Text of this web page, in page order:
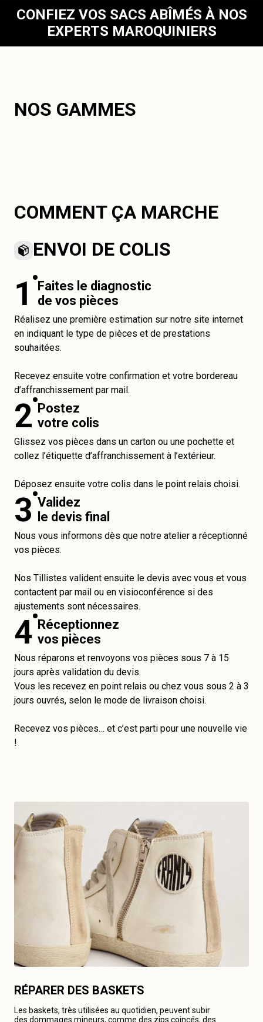
CONFIEZ VOS SACS ABÎMÉS À NOS
EXPERTS MAROQUINIERS
NOS GAMMES
COMMENT ÇA MARCHE
ENVOI DE COLIS
1
Faites le diagnostic
de vos pièces
Réalisez une première estimation sur notre site internet
en indiquant le type de pièces et de prestations
souhaitées.
Recevez ensuite votre confirmation et votre bordereau
d’affranchissement par mail.
2 Postez
votre colis
Glissez vos pièces dans un carton ou une pochette et
collez l’étiquette d’affranchissement à l’extérieur.
Déposez ensuite votre colis dans le point relais choisi.
3 Validez
le devis final
Nous vous informons dès que notre atelier a réceptionné
vos pièces.
Nos Tillistes valident ensuite le devis avec vous et vous
contactent par mail ou en visioconférence si des
ajustements sont nécessaires.
4 Réceptionnez
vos pièces
Nous réparons et renvoyons vos pièces sous 7 à 15
jours après validation du devis.
Vous les recevez en point relais ou chez vous sous 2 à 3
jours ouvrés, selon le mode de livraison choisi.
Recevez vos pièces… et c’est parti pour une nouvelle vie
!
RÉPARER DES BASKETS
Les baskets, très utilisées au quotidien, peuvent subir
des dommages mineurs, comme des zips coincés, des